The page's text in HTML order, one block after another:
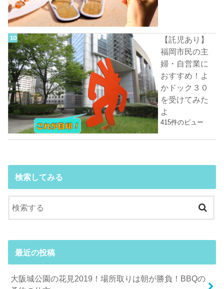
【託児あり】
福岡市民の主
婦・自営業に
おすすめ！よ
かドック３０
を受けてみた
よ
415件のビュー
検索してみる
最近の投稿
大阪城公園の花見2019！場所取りは朝が勝負！BBQの